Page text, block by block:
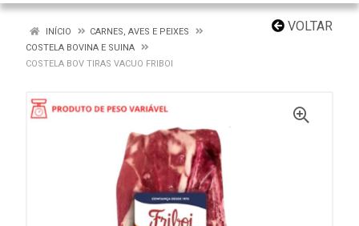
VOLTAR
INÍCIO
CARNES, AVES E PEIXES
COSTELA BOVINA E SUINA
COSTELA BOV TIRAS VACUO FRIBOI